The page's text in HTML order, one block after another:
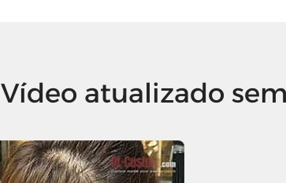
Vídeo atualizado